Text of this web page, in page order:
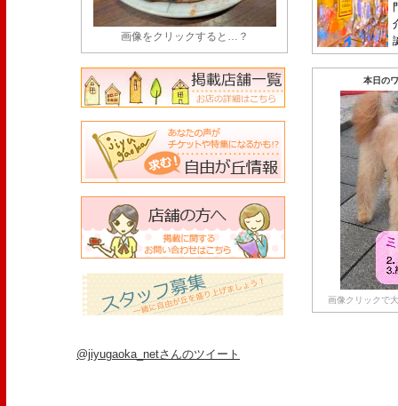
画像をクリックすると…？
本日の
画像クリックで
@jiyugaoka_netさんのツイート